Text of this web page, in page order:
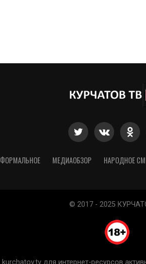
МЕДИАОБЗОР НАРОДНОЕ
© 2017 - 2025
для интернет-ресурсов